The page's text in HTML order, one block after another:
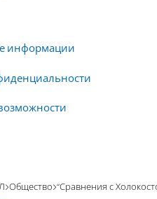
информации
Общество “Сравнения с